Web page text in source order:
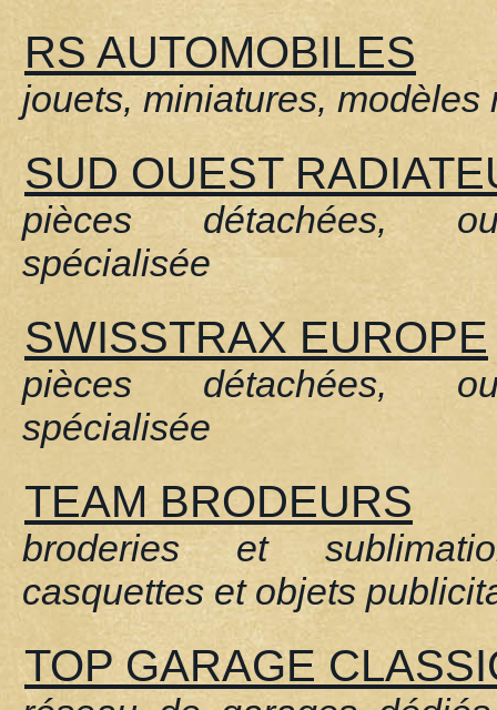
RS AUTOMOBILES
jouets, miniatures, modèles
SUD OUEST
pièces détachées,
spécialisée
SWISSTRAX EUROPE
pièces détachées,
spécialisée
TEAM BRODEURS
broderies et
casquettes et objets
TOP GARAGE